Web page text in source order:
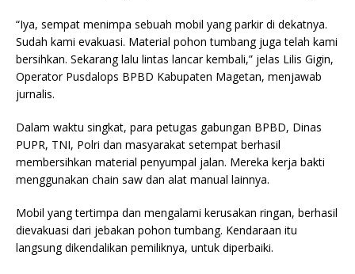
“Iya, sempat menimpa sebuah mobil yang parkir di dekatnya.
Sudah kami evakuasi. Material pohon tumbang juga telah kami
bersihkan. Sekarang lalu lintas lancar kembali,” jelas Lilis Gigin,
Operator Pusdalops BPBD Kabupaten Magetan, menjawab
jurnalis.
Dalam waktu singkat, para petugas gabungan BPBD, Dinas
PUPR, TNI, Polri dan masyarakat setempat berhasil
membersihkan material penyumpal jalan. Mereka kerja bakti
menggunakan chain saw dan alat manual lainnya.
Mobil yang tertimpa dan mengalami kerusakan ringan, berhasil
dievakuasi dari jebakan pohon tumbang. Kendaraan itu
langsung dikendalikan pemiliknya, untuk diperbaiki.